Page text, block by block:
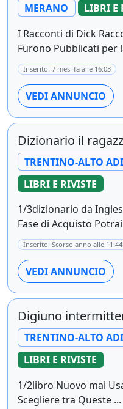
MERANO
LIBRI E
I Racconti di Dick
Furono Pubblicati per
Inserito: 7 mesi fa alle 16:03
VEDI ANNUNCIO
Dizionario il
TRENTINO-ALTO
LIBRI E RIVISTE
1/3dizionario da
Fase di Acquisto Potrai
Inserito: Scorso anno alle 11:44
VEDI ANNUNCIO
Digiuno
TRENTINO-ALTO
LIBRI E RIVISTE
1/2libro Nuovo mai
Scegliere tra Queste ...